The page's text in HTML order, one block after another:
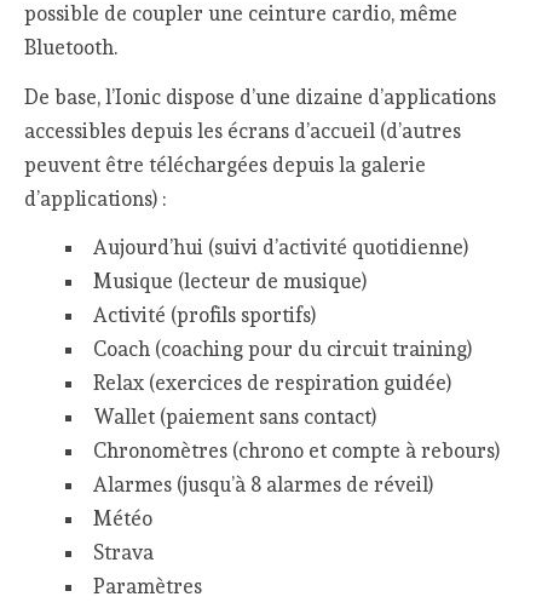
possible de coupler une ceinture cardio, même
Bluetooth.
De base, l’Ionic dispose d’une dizaine d’applications
accessibles depuis les écrans d’accueil (d’autres
peuvent être téléchargées depuis la galerie
d’applications) :
Aujourd’hui (suivi d’activité quotidienne)
Musique (lecteur de musique)
Activité (profils sportifs)
Coach (coaching pour du circuit training)
Relax (exercices de respiration guidée)
Wallet (paiement sans contact)
Chronomètres (chrono et compte à rebours)
Alarmes (jusqu’à 8 alarmes de réveil)
Météo
Strava
Paramètres